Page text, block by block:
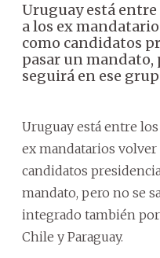
Uruguay está
a los ex
como candidatos
pasar un mandato,
seguirá en ese
Uruguay está entre
ex mandatarios
candidatos
mandato, pero no se
integrado también por
Chile y Paraguay.